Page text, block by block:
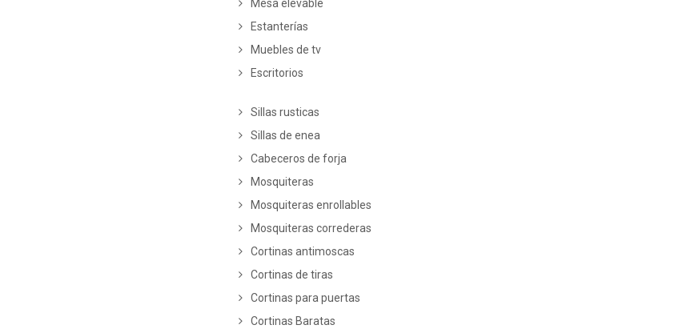
Mesa elevable
Estanterías
Muebles de tv
Escritorios
Sillas rusticas
Sillas de enea
Cabeceros de forja
Mosquiteras
Mosquiteras enrollables
Mosquiteras correderas
Cortinas antimoscas
Cortinas de tiras
Cortinas para puertas
Cortinas Baratas